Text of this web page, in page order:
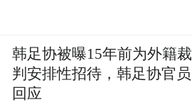
韩足协被曝15年前为外籍裁
判安排性招待，韩足协官员
回应